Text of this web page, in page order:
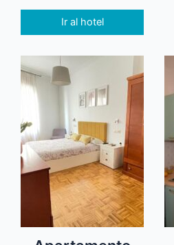
Ir al hotel